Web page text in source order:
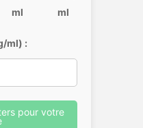
ml
ml
ml) :
pour votre